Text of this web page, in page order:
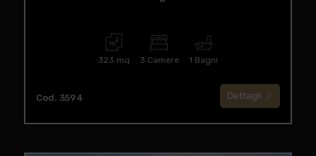
323 mq 3 Camere 1 Bagni
Cod. 3594 Dettagli